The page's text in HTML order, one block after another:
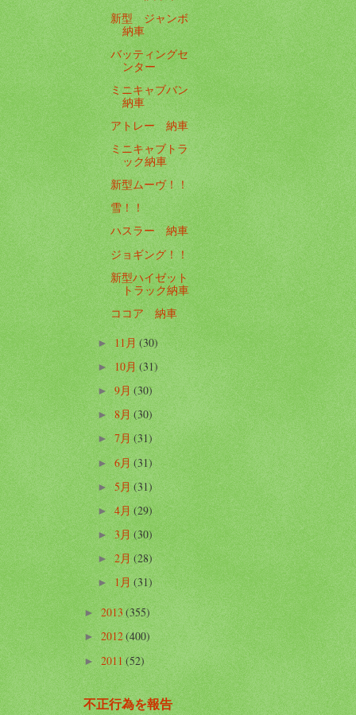
新型 ジャンボ
納車
バッティングセ
ンター
ミニキャブバン
納車
アトレー 納車
ミニキャブトラ
ック納車
新型ムーヴ！！
雪！！
ハスラー 納車
ジョギング！！
新型ハイゼット
トラック納車
ココア 納車
►11月(30)
►10月(31)
►9月(30)
► 8月(30)
►7月(31)
►6月(31)
►5月(31)
►4月(29)
►3月(30)
►2月(28)
►1月(31)
►2013(355)
►2012(400)
►2011(52)
不正行為を報告